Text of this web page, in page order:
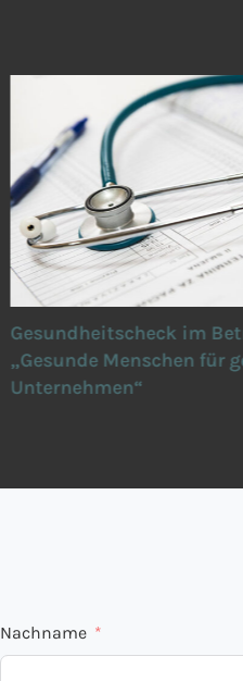
Gesundheitscheck im
„Gesunde Menschen für
Unternehmen“
Nachname